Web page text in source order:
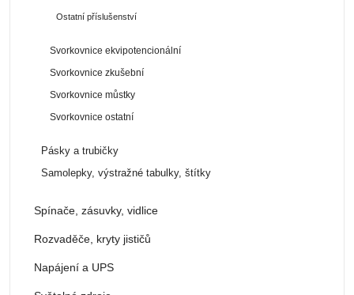
Ostatní příslušenství
Svorkovnice ekvipotencionální
Svorkovnice zkušební
Svorkovnice můstky
Svorkovnice ostatní
Pásky a trubičky
Samolepky, výstražné tabulky, štítky
Spínače, zásuvky, vidlice
Rozvaděče, kryty jističů
Napájení a UPS